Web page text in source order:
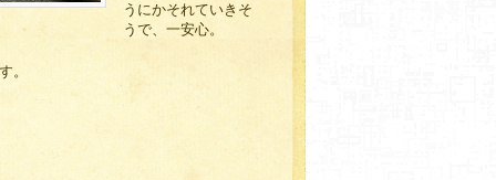
うにかそれていきそ
うで、一安心。
。